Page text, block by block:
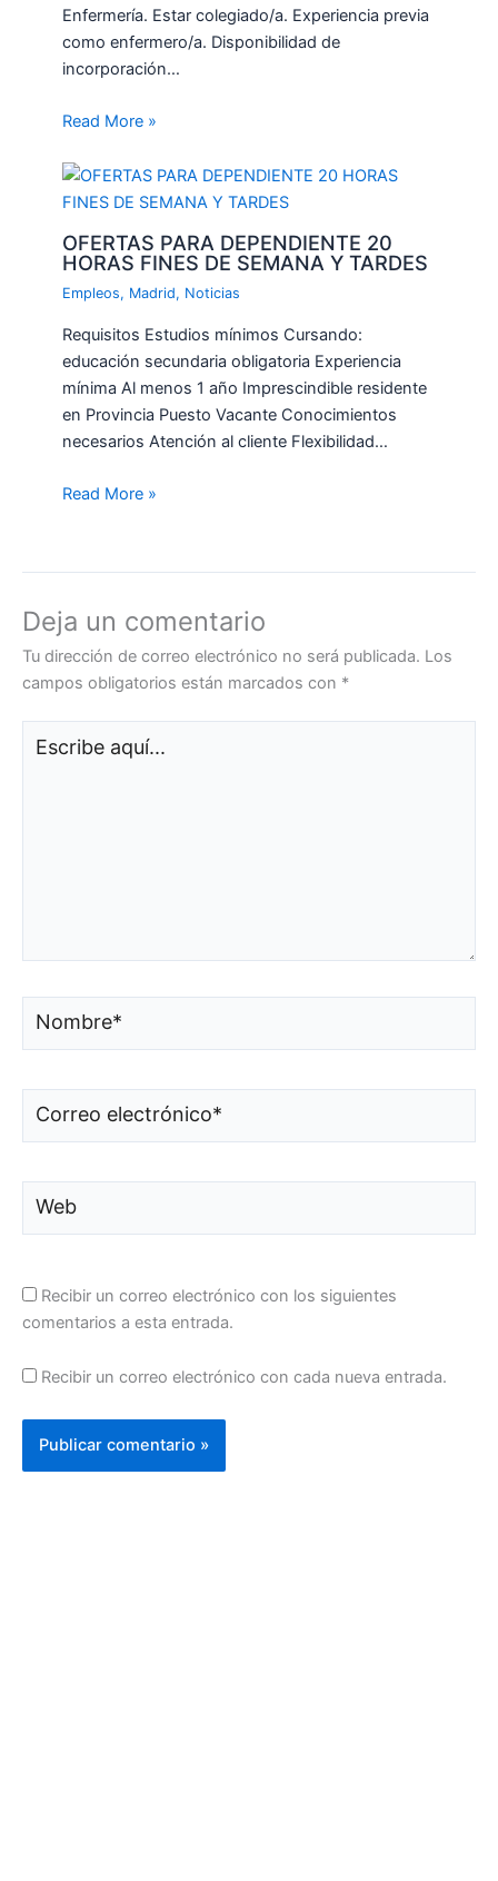
Enfermería. Estar colegiado/a. Experiencia previa
como enfermero/a. Disponibilidad de
incorporación…
Read More »
OFERTAS PARA DEPENDIENTE 20
HORAS FINES DE SEMANA Y TARDES
Empleos, Madrid, Noticias
Requisitos Estudios mínimos Cursando:
educación secundaria obligatoria Experiencia
mínima Al menos 1 año Imprescindible residente
en Provincia Puesto Vacante Conocimientos
necesarios Atención al cliente Flexibilidad…
Read More »
Deja un comentario
Tu dirección de correo electrónico no será publicada. Los
campos obligatorios están marcados con *
aquí...
Correo
electrónico*
Recibir un correo electrónico con los siguientes
comentarios a esta entrada.
Recibir un correo electrónico con cada nueva entrada.